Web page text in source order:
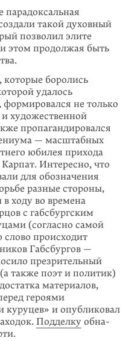
парадоксальная
такой духовный
позволил элите
этом продолжая быть
боролись
удалось
формировался не только
художественной
пропагандировался
— масштабных
юбилея прихода
Интересно, что
для обозначе­ния
разные стороны,
ходу во времена
с габсбург­ским
(согласно самой
слово происходит
Габсбур­гов —
презрительный
также поэт и политик)
материа­лов,
героями
и опубликовал
Подделку обна­